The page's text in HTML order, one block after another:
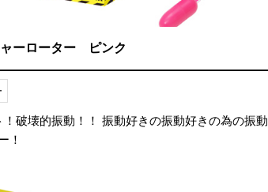
ーローター ピンク
！破壊的振動！！ 振動好きの振動好きの為の振動
！